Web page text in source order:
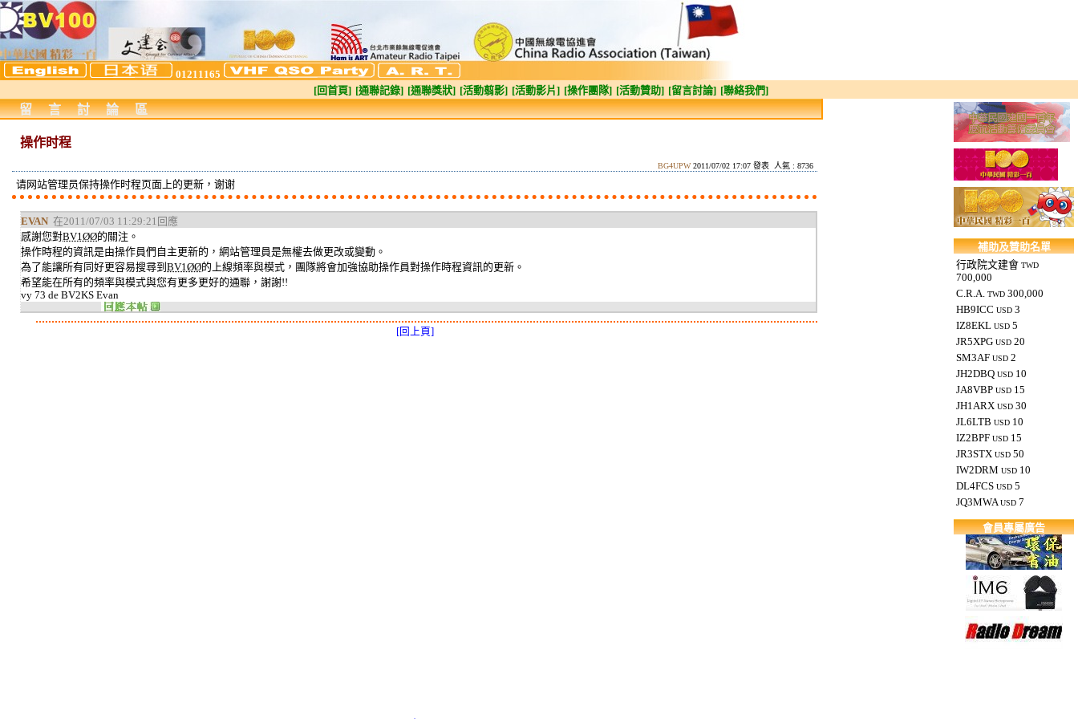
01211165
[回首頁] [通聯記錄] [通聯獎狀] [活動翦影] [活動影片] [操作團隊] [活動贊助] [留言討論] [聯絡我們]
補助及贊助名單
行政院文建會 TWD
700,000
C.R.A. TWD 300,000
HB9ICC USD 3
IZ8EKL USD 5
JR5XPG USD 20
SM3AF USD 2
JH2DBQ USD 10
JA8VBP USD 15
JH1ARX USD 30
JL6LTB USD 10
IZ2BPF USD 15
JR3STX USD 50
IW2DRM USD 10
DL4FCS USD 5
JQ3MWAUSD 7
會員專屬廣告
留言討論區
操作时程
BG4UPW2011/07/02 17:07 發表 人氣 : 8736
请网站管理员保持操作时程页面上的更新，谢谢
EVAN 在2011/07/03 11:29:21回應
感謝您對BV1ØØ的關注。
操作時程的資訊是由操作員們自主更新的，網站管理員是無權去做更改或變動。
為了能讓所有同好更容易搜尋到 BV1ØØ的上線頻率與模式，團隊將會加強協助操作員對操作時程資訊的更新。
希望能在所有的頻率與模式與您有更多更好的通聯，謝謝!!
vy 73 de BV2KS Evan
[回上頁]